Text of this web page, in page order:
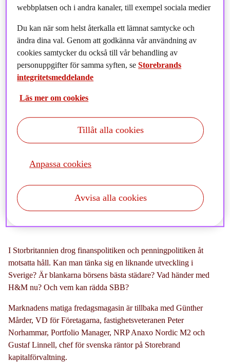
finansmarknaderna i veckan. Vad hände egentligen?
avsnitt 187: Brittisk finanskaos, blankarrapporter och
börshopp.
I Storbritannien drog finanspolitiken och penningpolitiken åt
motsatta håll. Kan man tänka sig en liknande utveckling i
Sverige? Är blankarna börsens bästa städare? Vad händer med
H&M nu? Och vem kan rädda SBB?
Marknadens matiga fredagsmagasin är tillbaka med Günther
Mårder, VD för Företagarna, fastighetsveteranen Peter
Norhammar, Portfolio Manager, NRP Anaxo Nordic M2 och
Gustaf Linnell, chef för svenska räntor på Storebrand
kapitalförvaltning.
webbplatsen och i andra kanaler, till exempel sociala medier
Du kan när som helst återkalla ett lämnat samtycke och
ändra dina val. Genom att godkänna vår användning av
cookies samtycker du också till vår behandling av
personuppgifter för samma syften, seStorebrands
integritetsmeddelande
Läs mer om cookies
Anpassa cookies
Avvisa alla cookies
Tillåt alla cookies